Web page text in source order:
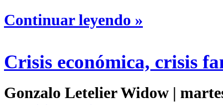
Continuar leyendo »
Crisis económica, crisis
Gonzalo Letelier Widow |